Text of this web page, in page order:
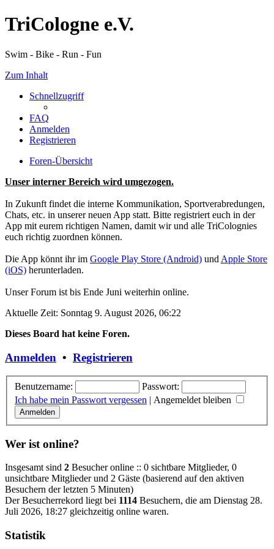
TriCologne e.V.
Swim - Bike - Run - Fun
Zum Inhalt
Schnellzugriff
FAQ
Anmelden
Registrieren
Foren-Übersicht
Unser interner Bereich wird umgezogen.
In Zukunft findet die interne Kommunikation, Sportverabredungen,
Chats, etc. in unserer neuen App statt. Bitte registriert euch in der
App mit eurem richtigen Namen, damit wir und alle TriColognies
euch richtig zuordnen können.
Die App könnt ihr im Google Play Store (Android) und Apple Store
(iOS) herunterladen.
Unser Forum ist bis Ende Juni weiterhin online.
Aktuelle Zeit: Sonntag 9. August 2026, 06:22
Dieses Board hat keine Foren.
Anmelden • Registrieren
Benutzername:
Passwort:
Ich habe mein Passwort vergessen | Angemeldet bleiben
Wer ist online?
Insgesamt sind 2 Besucher online :: 0 sichtbare Mitglieder, 0
unsichtbare Mitglieder und 2 Gäste (basierend auf den aktiven
Besuchern der letzten 5 Minuten)
Der Besucherrekord liegt bei 1114 Besuchern, die am Dienstag 28.
Juli 2026, 18:27 gleichzeitig online waren.
Statistik